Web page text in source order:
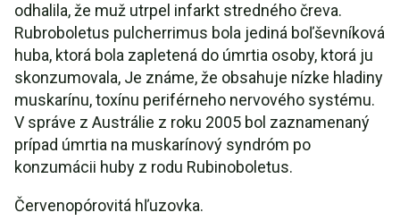
odhalila, že muž utrpel infarkt stredného čreva.
Rubroboletus pulcherrimus bola jediná boľševníková
huba, ktorá bola zapletená do úmrtia osoby, ktorá ju
skonzumovala, Je známe, že obsahuje nízke hladiny
muskarínu, toxínu periférneho nervového systému.
V správe z Austrálie z roku 2005 bol zaznamenaný
prípad úmrtia na muskarínový syndróm po
konzumácii huby z rodu Rubinoboletus.
Červenopórovitá hľuzovka.